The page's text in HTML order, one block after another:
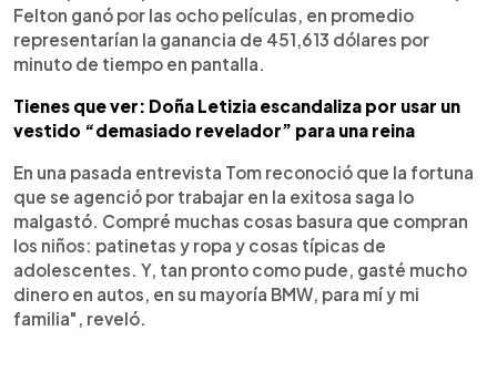
Felton ganó por las ocho películas, en promedio
representarían la ganancia de 451,613 dólares por
minuto de tiempo en pantalla.
Tienes que ver: Doña Letizia escandaliza por usar un
vestido “demasiado revelador” para una reina
En una pasada entrevista Tom reconoció que la fortuna
que se agenció por trabajar en la exitosa saga lo
malgastó. Compré muchas cosas basura que compran
los niños: patinetas y ropa y cosas típicas de
adolescentes. Y, tan pronto como pude, gasté mucho
dinero en autos, en su mayoría BMW, para mí y mi
familia", reveló.